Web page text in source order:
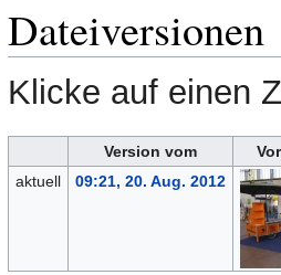
Dateiversionen
Klicke auf einen
Version vom
aktuell
09:21, 20. Aug. 2012